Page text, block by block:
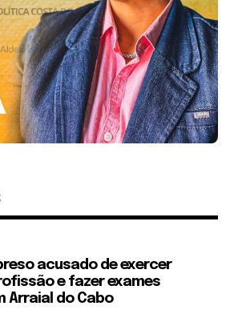
acusado de exercer
e fazer exames
Arraial do Cabo